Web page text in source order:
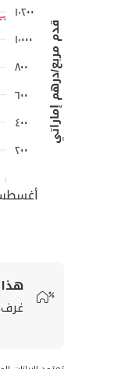
قدم مربع/درهم إماراتي
٢٠٠
٤٠٠
٦٠٠
٨٠٠
١٬٠٠٠
١٬٢٠٠
هذا